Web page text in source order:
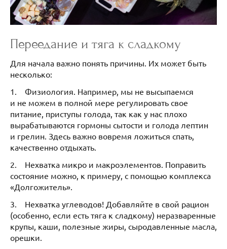
Переедание и тяга к сладкому
Для начала важно понять причины. Их может быть
несколько:
1. Физиология. Например, мы не высыпаемся
и не можем в полной мере регулировать свое
питание, приступы голода, так как у нас плохо
вырабатываются гормоны сытости и голода лептин
и грелин. Здесь важно вовремя ложиться спать,
качественно отдыхать.
2. Нехватка микро и макроэлементов. Поправить
состояние можно, к примеру, с помощью комплекса
«Долгожитель».
3. Нехватка углеводов! Добавляйте в свой рацион
(особенно, если есть тяга к сладкому) неразваренные
крупы, каши, полезные жиры, сыродавленные масла,
орешки.